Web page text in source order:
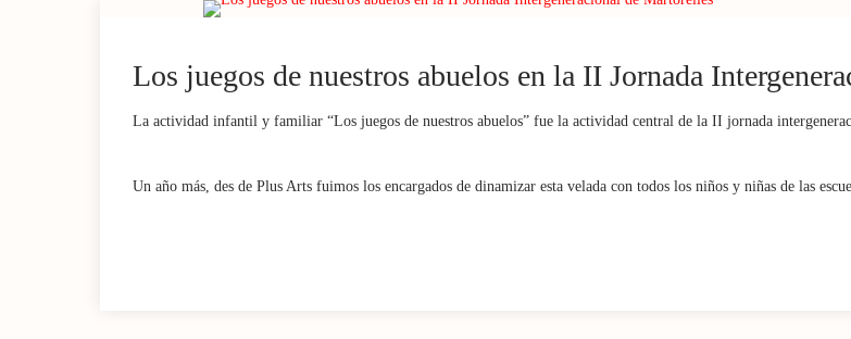
Los juegos de nuestros abuelos en la II Jornada
La actividad infantil y familiar “Los juegos de nuestros abuelos” fue la actividad central de la II jornada
Un año más, des de Plus Arts fuimos los encargados de dinamizar esta velada con todos los niños y niñas de las